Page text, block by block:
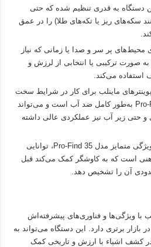
دستگاه به قدری تنظیم شده که حتی
سکه‌های ریز یا تکه‌های طلا) را در عمق
محیط‌های پر سر و صدا یا زمانی که نیاز
صورت ترکیبی یا انتخابی از لرزش و
استفاده می‌کند.
ماینلب برای کار در شرایط سخت
ساخته شده‌اند. مدل Pro-Find 35 به‌طور کامل ضد آب است و می‌تواند
حتی زیر آب نیز عملکردی عالی داشته
ویژگی متمایز مدل Pro-Find 35، توانایی
است که به کاوشگر کمک می‌کند قبل
آن را تشخیص دهد.
با ویژگی‌ها و فناوری‌های پیشرفته‌اش
بازار برتری دارد. این دستگاه می‌تواند به
کشف اشیاء با ارزش و تاریخی کمک